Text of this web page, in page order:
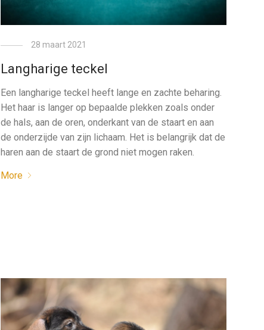
28 maart 2021
Langharige teckel
Een langharige teckel heeft lange en zachte beharing.
Het haar is langer op bepaalde plekken zoals onder
de hals, aan de oren, onderkant van de staart en aan
de onderzijde van zijn lichaam. Het is belangrijk dat de
haren aan de staart de grond niet mogen raken.
More